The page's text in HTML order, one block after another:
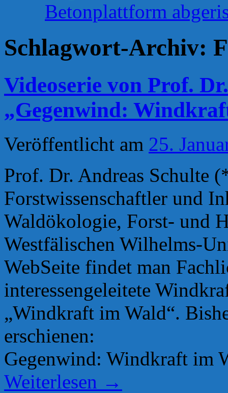
Betonplattform
Schlagwort-Archiv:
Videoserie von Prof.
„Gegenwind:
Veröffentlicht am 25.
Prof. Dr. Andreas Schulte
Forstwissenschaftler und
Waldökologie, Forst- und
Westfälischen Wilhelms-
WebSeite findet man
interessengeleitete
„Windkraft im Wald“.
erschienen:
Gegenwind: Windkraft im
Weiterlesen →